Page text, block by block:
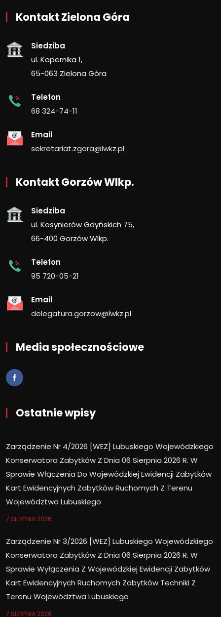
Kontakt Zielona Góra
Siedziba
ul. Kopernika 1,
65-063 Zielona Góra
Telefon
68 324-74-11
Email
sekretariat.zgora@lwkz.pl
Kontakt Gorzów Wlkp.
Siedziba
ul. Kosynierów Gdyńskich 75,
66-400 Gorzów Wlkp.
Telefon
95 720-05-21
Email
delegatura.gorzow@lwkz.pl
Media społecznościowe
Ostatnie wpisy
Zarządzenie Nr 4/2026 [WEZ] Lubuskiego Wojewódzkiego
Konserwatora Zabytków Z Dnia 06 Sierpnia 2026 R. W
Sprawie Włączenia Do Wojewódzkiej Ewidencji Zabytków
Kart Ewidencyjnych Zabytków Ruchomych Z Terenu
Województwa Lubuskiego
7 SIERPNIA 2026
Zarządzenie Nr 3/2026 [WEZ] Lubuskiego Wojewódzkiego
Konserwatora Zabytków Z Dnia 06 Sierpnia 2026 R. W
Sprawie Wyłączenia Z Wojewódzkiej Ewidencji Zabytków
Kart Ewidencyjnych Ruchomych Zabytków Techniki Z
Terenu Województwa Lubuskiego
7 SIERPNIA 2026